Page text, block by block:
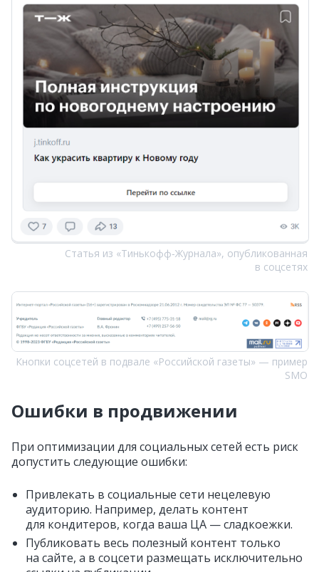
Статья из «Тинькофф‑Журнала», опубликованная
в соцсетях
Кнопки соцсетей в подвале «Российской газеты» — пример
SMO
Ошибки в продвижении
При оптимизации для социальных сетей есть риск
допустить следующие ошибки:
Привлекать в социальные сети нецелевую
аудиторию. Например, делать контент
для кондитеров, когда ваша ЦА — сладкоежки.
Публиковать весь полезный контент только
на сайте, а в соцсети размещать исключительно